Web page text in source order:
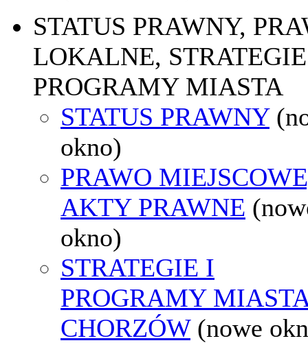
STATUS PRAWNY,
LOKALNE,
PROGRAMY MIASTA
STATUS PRAWNY
okno)
PRAWO
AKTY PRAWNE
okno)
STRATEGIE I
PROGRAMY
CHORZÓW (nowe